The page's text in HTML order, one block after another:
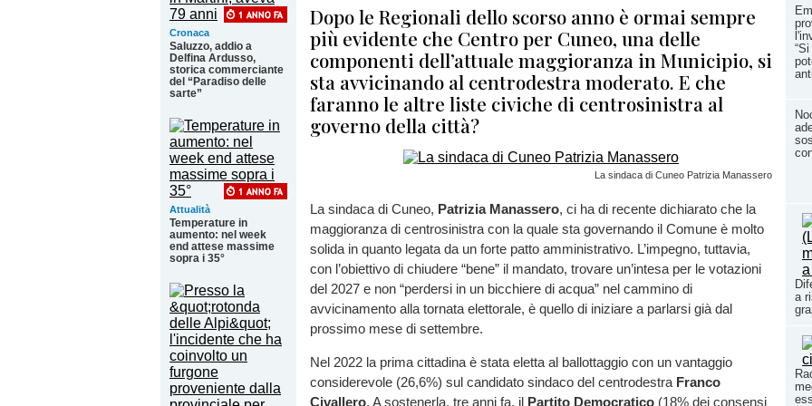
a
Cronaca
Saluzzo, addio a
Delfina Ardusso,
storica commerciante
del “Paradiso delle
sarte”
Attualità
Temperature in
aumento: nel week
end attese massime
sopra i 35°
Dopo le Regionali dello scorso anno è ormai sempre
più evidente che Centro per Cuneo, una delle
componenti dell’attuale maggioranza in Municipio, si
sta avvicinando al centrodestra moderato. E che
faranno le altre liste civiche di centrosinistra al
governo della città?
La sindaca di Cuneo Patrizia Manassero
La sindaca di Cuneo, Patrizia Manassero, ci ha di recente dichiarato che la
maggioranza di centrosinistra con la quale sta governando il Comune è molto
solida in quanto legata da un forte patto amministrativo. L’impegno, tuttavia,
con l’obiettivo di chiudere “bene” il mandato, trovare un’intesa per le votazioni
del 2027 e non “perdersi in un bicchiere di acqua” nel cammino di
avvicinamento alla tornata elettorale, è quello di iniziare a parlarsi già dal
prossimo mese di settembre.
Nel 2022 la prima cittadina è stata eletta al ballottaggio con un vantaggio
considerevole (26,6%) sul candidato sindaco del centrodestra Franco
Civallero. A sostenerla, tre anni fa, il Partito Democratico (18% dei consensi